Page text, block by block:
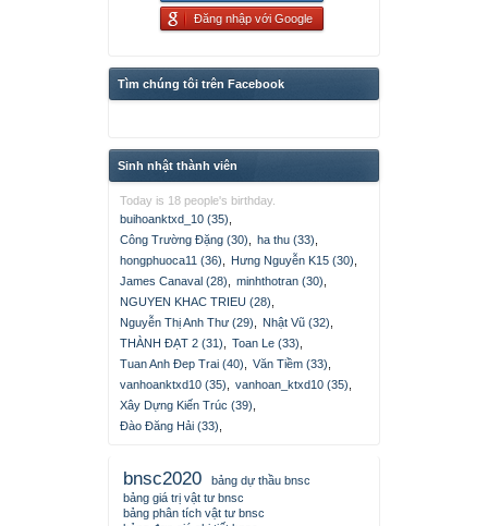
Đăng nhập với Google
Tìm chúng tôi trên Facebook
Sinh nhật thành viên
Today is 18 people's birthday.
buihoanktxd_10 (35)
Công Trường Đặng (30)
ha thu (33)
hongphuoca11 (36)
Hưng Nguyễn K15 (30)
James Canaval (28)
minhthotran (30)
NGUYEN KHAC TRIEU (28)
Nguyễn Thị Anh Thư (29)
Nhật Vũ (32)
THÀNH ĐẠT 2 (31)
Toan Le (33)
Tuan Anh Đep Trai (40)
Văn Tiềm (33)
vanhoanktxd10 (35)
vanhoan_ktxd10 (35)
Xây Dựng Kiến Trúc (39)
Đào Đăng Hải (33)
bnsc2020
bảng dự thầu bnsc
bảng giá trị vật tư bnsc
bảng phân tích vật tư bnsc